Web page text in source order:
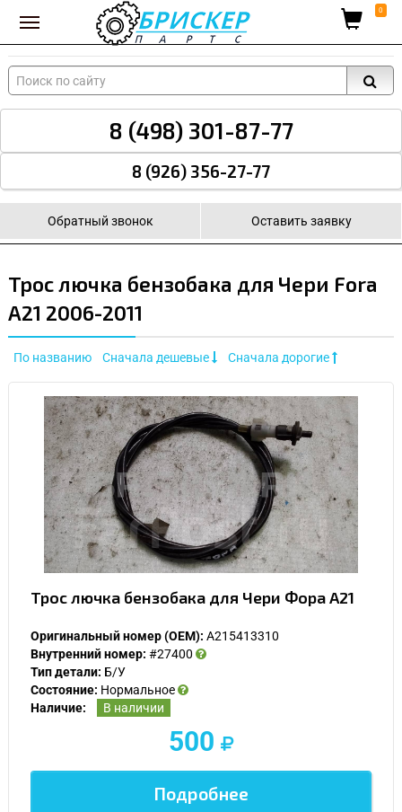
Вход для поставщиков 0
8 (498) 301-87-77
8 (926) 356-27-77
Обратный звонок Оставить заявку
Трос лючка бензобака для Чери Fora
A21 2006-2011
По названию Сначала дешевые Сначала дорогие
Трос лючка бензобака для Чери Фора A21
Оригинальный номер (OEM): A215413310
Внутренний номер: #27400
Тип детали: Б/У
Состояние: Нормальное
Наличие:
В наличии
500
Подробнее